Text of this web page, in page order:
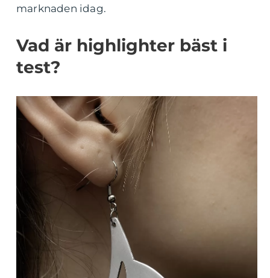
marknaden idag.
Vad är highlighter bäst i
test?